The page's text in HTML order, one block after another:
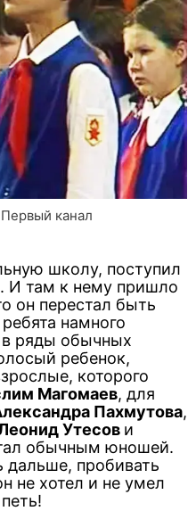
канал
школу, поступил
И там к нему пришло
он перестал быть
намного
в ряды обычных
ребенок,
которого
Магомаев, для
Пахмутова,
Утесов и
обычным юношей.
пробивать
не хотел и не умел